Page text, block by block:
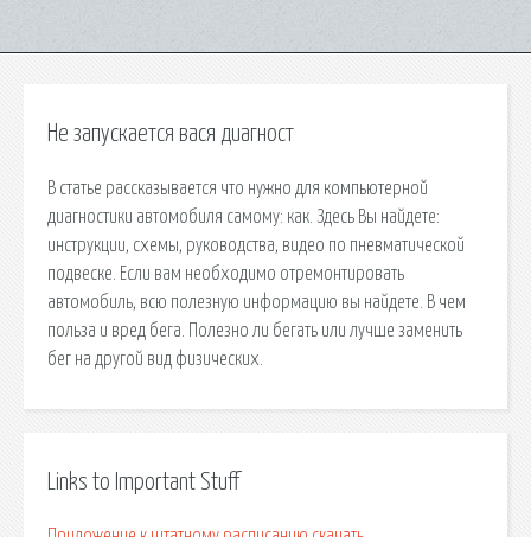
Не запускается вася диагност
В статье рассказывается что нужно для компьютерной
диагностики автомобиля самому: как. Здесь Вы найдете:
инструкции, схемы, руководства, видео по пневматической
подвеске. Если вам необходимо отремонтировать
автомобиль, всю полезную информацию вы найдете. В чем
польза и вред бега. Полезно ли бегать или лучше заменить
бег на другой вид физических.
Links to Important Stuff